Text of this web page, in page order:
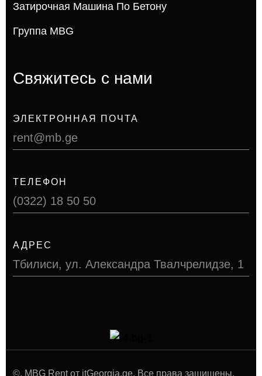
Затирочная Машина По Бетону
Группа MBG
Свяжитесь с нами
ЭЛЕКТРОННАЯ ПОЧТА
rent@mb.ge
ТЕЛЕФОН
(0322) 18 50 50
АДРЕС
Тбилиси, ул. Александра Твалчрелидзе, 1
©, MBG Rent от itGeorgia.ge. Все права защищены.